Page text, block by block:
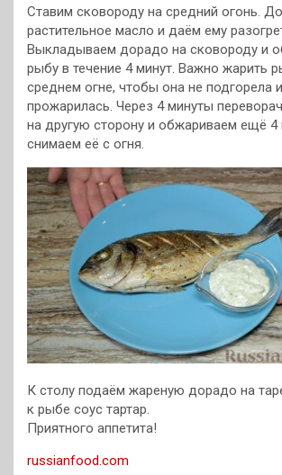
Ставим сковороду на средний огонь.
растительное масло и даём ему
Выкладываем дорадо на сковороду и
рыбу в течение 4 минут. Важно жарить
среднем огне, чтобы она не подгорела
прожарилась. Через 4 минуты
на другую сторону и обжариваем ещё 4
снимаем её с огня.
К столу подаём жареную дорадо на
к рыбе соус тартар.
Приятного аппетита!
russianfood.com